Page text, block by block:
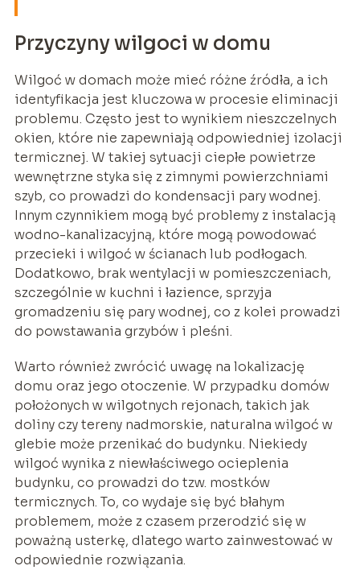
Przyczyny wilgoci w domu
Wilgoć w domach może mieć różne źródła, a ich
identyfikacja jest kluczowa w procesie eliminacji
problemu. Często jest to wynikiem nieszczelnych
okien, które nie zapewniają odpowiedniej izolacji
termicznej. W takiej sytuacji ciepłe powietrze
wewnętrzne styka się z zimnymi powierzchniami
szyb, co prowadzi do kondensacji pary wodnej.
Innym czynnikiem mogą być problemy z instalacją
wodno-kanalizacyjną, które mogą powodować
przecieki i wilgoć w ścianach lub podłogach.
Dodatkowo, brak wentylacji w pomieszczeniach,
szczególnie w kuchni i łazience, sprzyja
gromadzeniu się pary wodnej, co z kolei prowadzi
do powstawania grzybów i pleśni.
Warto również zwrócić uwagę na lokalizację
domu oraz jego otoczenie. W przypadku domów
położonych w wilgotnych rejonach, takich jak
doliny czy tereny nadmorskie, naturalna wilgoć w
glebie może przenikać do budynku. Niekiedy
wilgoć wynika z niewłaściwego ocieplenia
budynku, co prowadzi do tzw. mostków
termicznych. To, co wydaje się być błahym
problemem, może z czasem przerodzić się w
poważną usterkę, dlatego warto zainwestować w
odpowiednie rozwiązania.